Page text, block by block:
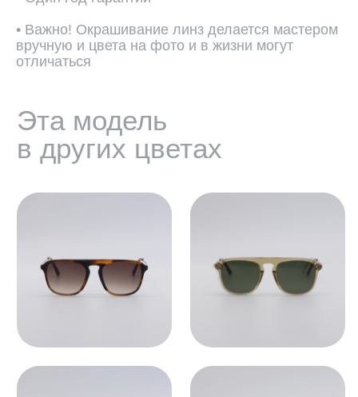
• Важно! Окрашивание линз делается мастером
вручную и цвета на фото и в жизни могут
отличаться
Во всех оптических оправах
ПОДОБРАТЬ ЛИНЗЫ ↗